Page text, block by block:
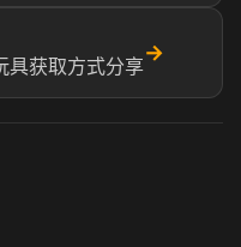
具获取方式分享
→